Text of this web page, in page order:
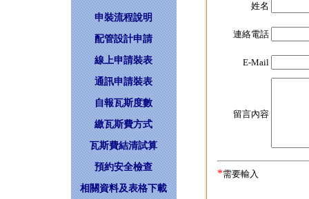
申裝流程說明
配管設計申請
線上申請裝表
通訊申請裝表
自報瓦斯度數
繳瓦斯費方式
瓦斯費結清試算
預約安全檢查
相關資料及表格下載
姓名
連絡電話
E-Mail
留言內容
*需要輸入